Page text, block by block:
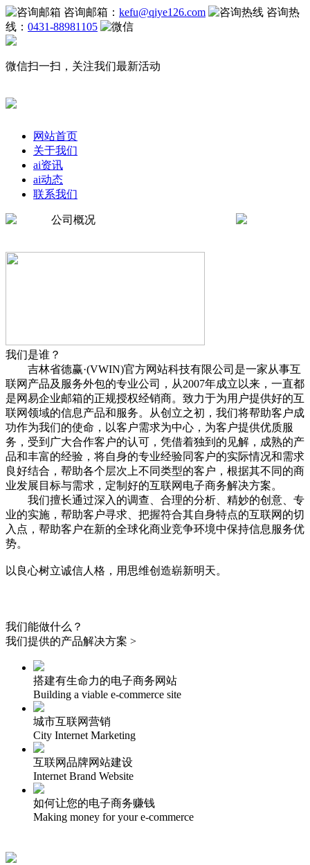
咨询邮箱： kefu@qiye126.com
咨询热
线： 0431-88981105
微信扫一扫，关注我们最新活动
网站首页
关于我们
ai资讯
ai动态
联系我们
公司概况
我们是谁？
吉林省德赢·(VWIN)官方网站科技有限公司是一家从事互
联网产品及服务外包的专业公司，从2007年成立以来，一直都
是网易企业邮箱的正规授权经销商。致力于为用户提供好的互
联网领域的信息产品和服务。从创立之初，我们将帮助客户成
功作为我们的使命，以客户需求为中心，为客户提供优质服
务，受到广大合作客户的认可，凭借着独到的见解，成熟的产
品和丰富的经验，将自身的专业经验同客户的实际情况和需求
良好结合，帮助各个层次上不同类型的客户，根据其不同的商
业发展目标与需求，定制好的互联网电子商务解决方案。
我们擅长通过深入的调查、合理的分析、精妙的创意、专
业的实施，帮助客户寻求、把握符合其自身特点的互联网的切
入点，帮助客户在新的全球化商业竞争环境中保持信息服务优
势。
以良心树立诚信人格，用思维创造崭新明天。
我们能做什么？
我们提供的产品解决方案 >
搭建有生命力的电子商务网站
Building a viable e-commerce site
城市互联网营销
City Internet Marketing
互联网品牌网站建设
Internet Brand Website
如何让您的电子商务赚钱
Making money for your e-commerce